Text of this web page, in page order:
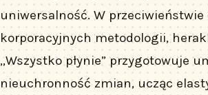
uniwersalność. W
korporacyjnych metodologii,
„Wszystko płynie” przygotowuje
nieuchronność zmian, ucząc